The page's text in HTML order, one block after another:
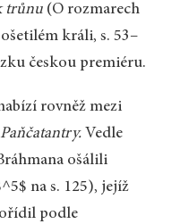
trůnu(O rozmarech
králi, s. 53–
českou premiéru.
rovněž mezi
Paňčatantry. Vedle
ošálili
na s. 125), jejíž
podle